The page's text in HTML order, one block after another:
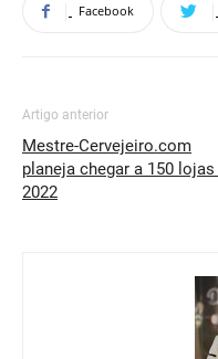
Facebook
Artigo anterior
Mestre-Cervejeiro.com
planeja chegar a 150
2022